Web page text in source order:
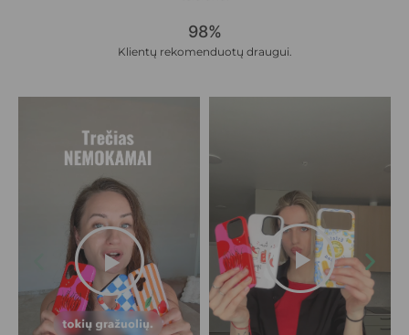
98%
Klientų rekomenduotų draugui.